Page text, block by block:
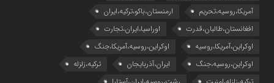
آمریکا،روسیه،تحریم
ارمنستان،باکو،ترکیه،ایران
افغانستان،طالبان،قدرت
اوراسیا،ایران،تجارت
اوکراین،آمریکا،روسیه
اوکراین،روسیه،آمریکا،جنگ
اوکراین،روسیه،جنگ
ایران،آذربایجان
ترکیه،زلزله